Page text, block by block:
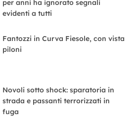
per anni ha ignorato segnali
evidenti a tutti
Fantozzi in Curva Fiesole, con vista
piloni
Novoli sotto shock: sparatoria in
strada e passanti terrorizzati in
fuga